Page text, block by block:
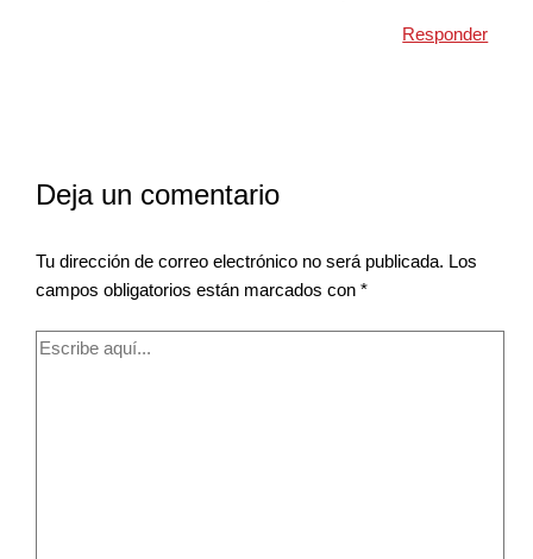
Responder
Deja un comentario
Tu dirección de correo electrónico no será publicada. Los
campos obligatorios están marcados con*